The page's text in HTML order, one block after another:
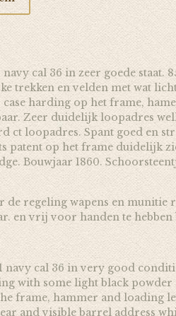
cal 36 in zeer goede staat.
trekken en velden met wat
harding op het frame,
Zeer duidelijk loopadres
ct loopadres. Spant goed en
patent op het frame duidelijk
Bouwjaar 1860.
de regeling wapens en munitie
en vrij voor handen te hebben
navy cal 36 in very good
with some light black powder
frame, hammer and loading
and visible barrel address